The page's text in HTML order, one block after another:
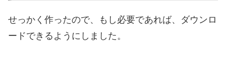
せっかく作ったので、もし必要であれば、ダウンロ
ードできるようにしました。